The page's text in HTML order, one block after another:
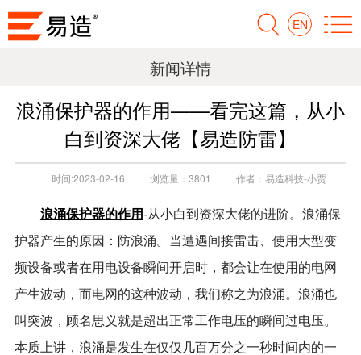
EN
新闻详情
浪涌保护器的作用——看完这篇，从小
白到资深大佬【易造防雷】
时间:2023-02-16 浏览量： 3801 作者： 易造科技-小贾
浪涌保护器的作用-从小白到资深大佬的进阶。浪涌保
护器产生的原因：防浪涌。当遭遇间接雷击、使用大型变
频设备或者在用电设备瞬间开启时，都会让在使用的电网
产生波动，而电网的这种波动，我们称之为浪涌。浪涌也
叫突波，顾名思义就是超出正常工作电压的瞬间过电压。
本质上讲，浪涌是发生在仅仅几百万分之一秒时间内的一